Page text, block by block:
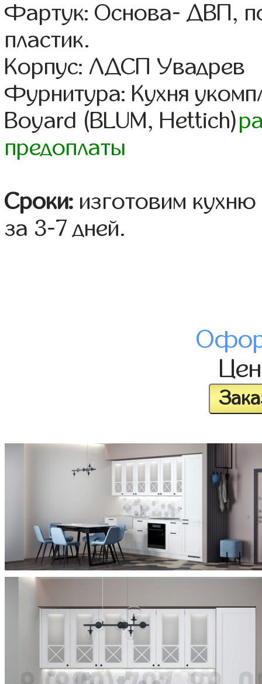
Фартук: Основа- ДВП,
пластик.
Корпус: ЛДСП Увадрев
Фурнитура: Кухня
Boyard (BLUM, Hettich)
предоплаты
Сроки: изготовим
за 3-7 дней.